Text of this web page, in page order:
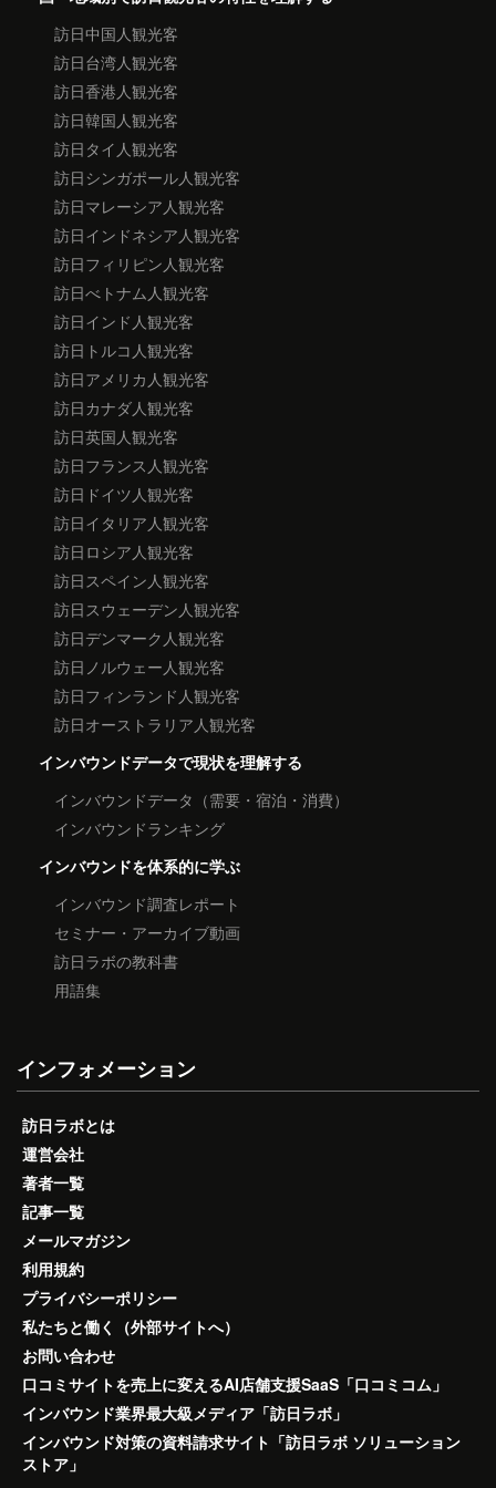
訪日中国人観光客
訪日台湾人観光客
訪日香港人観光客
訪日韓国人観光客
訪日タイ人観光客
訪日シンガポール人観光客
訪日マレーシア人観光客
訪日インドネシア人観光客
訪日フィリピン人観光客
訪日べトナム人観光客
訪日インド人観光客
訪日トルコ人観光客
訪日アメリカ人観光客
訪日カナダ人観光客
訪日英国人観光客
訪日フランス人観光客
訪日ドイツ人観光客
訪日イタリア人観光客
訪日ロシア人観光客
訪日スペイン人観光客
訪日スウェーデン人観光客
訪日デンマーク人観光客
訪日ノルウェー人観光客
訪日フィンランド人観光客
訪日オーストラリア人観光客
インバウンドデータで現状を理解する
インバウンドデータ（需要・宿泊・消費）
インバウンドランキング
インバウンドを体系的に学ぶ
インバウンド調査レポート
セミナー・アーカイブ動画
訪日ラボの教科書
用語集
インフォメーション
訪日ラボとは
運営会社
著者一覧
記事一覧
メールマガジン
利用規約
プライバシーポリシー
私たちと働く（外部サイトへ）
お問い合わせ
口コミサイトを売上に変えるAI店舗支援SaaS「口コミコム」
インバウンド業界最大級メディア「訪日ラボ」
インバウンド対策の資料請求サイト「訪日ラボ ソリューション
ストア」